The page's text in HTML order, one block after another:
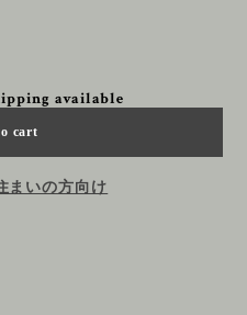
available
cart
まいの方向け